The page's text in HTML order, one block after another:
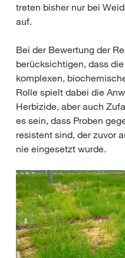
treten bisher nur bei
auf.
Bei der Bewertung der
berücksichtigen, dass
komplexen,
Rolle spielt dabei die
Herbizide, aber auch
es sein, dass Proben
resistent sind, der zuvor
nie eingesetzt wurde.